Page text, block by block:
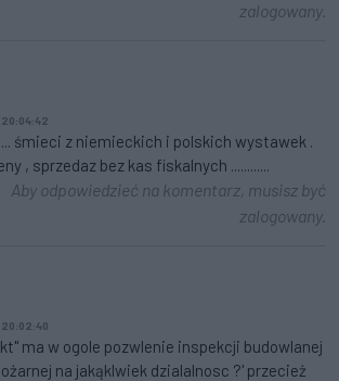
zalogowany.
śmieci z niemieckich i polskich wystawek .
, sprzedaz bez kas fiskalnych ............
Aby odpowiedzieć na komentarz, musisz być
zalogowany.
ma w ogole pozwlenie inspekcji budowlanej
na jakąklwiek dzialalnosc ?' przecież